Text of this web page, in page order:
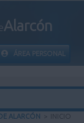
Alarcón
ÁREA PERSONAL
ALARCÓN > INICIO